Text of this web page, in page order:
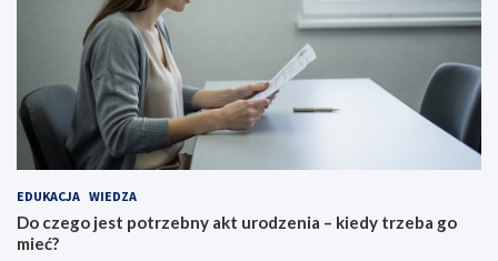
EDUKACJA WIEDZA
Do czego jest potrzebny akt urodzenia – kiedy trzeba go
mieć?